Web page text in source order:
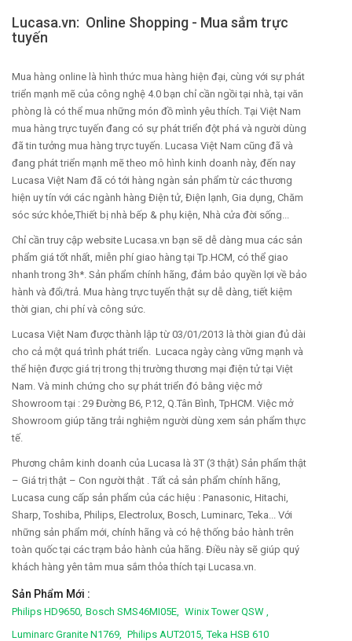
Lucasa.vn: Online Shopping - Mua sắm trực
tuyến
Mua hàng online là hình thức mua hàng hiện đại, cùng với sự phát
triển mạnh mẽ của công nghệ 4.0 bạn chỉ cần ngồi tại nhà, tại văn
phòng là có thể mua những món đồ mình yêu thích. Tại Việt Nam
mua hàng trực tuyến đang có sự phát triển đột phá và người dùng
đã tin tưởng mua hàng trực tuyến. Lucasa Việt Nam cũng đã và
đang phát triển mạnh mẽ theo mô hình kinh doanh này, đến nay
Lucasa Việt Nam đã có tới hàng ngàn sản phẩm từ các thương
hiện uy tín với các ngành hàng Điện tử, Điện lạnh, Gia dụng, Chăm
sóc sức khỏe,Thiết bị nhà bếp & phụ kiện, Nhà cửa đời sống...
Chỉ cần truy cập website Lucasa.vn bạn sẽ dễ dàng mua các sản
phẩm giá tốt nhất, miễn phí giao hàng tại Tp.HCM, có thể giao
nhanh trong 3h*. Sản phẩm chính hãng, đảm bảo quyền lợi về bảo
hành và đổi/trả. Mua hàng trực tuyến thật sự dễ dàng, tiết kiệm
thời gian, chi phí và công sức.
Lucasa Việt Nam được thành lập từ 03/01/2013 là thời gian đủ dài
cho cả một quá trình phát triển. Lucaca ngày càng vững mạnh và
thể hiện được giá trị trong thị trường thương mại điện tử tại Việt
Nam. Và minh chứng cho sự phát triển đó bằng việc mở
Showroom tại : 29 Đường B6, P.12, Q.Tân Bình, TpHCM. Việc mở
Showroom giúp tăng trải nghiệm người dùng xem sản phẩm thực
tế.
Phương châm kinh doanh của Lucasa là 3T (3 thật) Sản phẩm thật
– Giá trị thật – Con người thật . Tất cả sản phẩm chính hãng,
Lucasa cung cấp sản phẩm của các hiệu : Panasonic, Hitachi,
Sharp, Toshiba, Philips, Electrolux, Bosch, Luminarc, Teka... Với
những sản phẩm mới, chính hãng và có hệ thống bảo hành trên
toàn quốc tại các trạm bảo hành của hãng. Điều này sẽ giúp quý
khách hàng yên tâm mua sắm thỏa thích tại Lucasa.vn.
Sản Phẩm Mới :
Philips HD9650, Bosch SMS46MI05E,
Winix Tower QSW ,
Luminarc Granite N1769,
Philips AUT2015, Teka HSB 610